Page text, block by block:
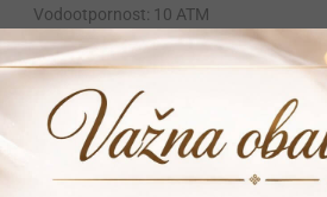
Vodootpornost: 10 ATM
Krunica: Navojna
Materijal narukvice: Stainless_steel
Materijal kucista: Stainless-steel
Mehanizam: Quartz
Garancija: 24 mjeseca
Vrijeme dostave: 1-2 dana